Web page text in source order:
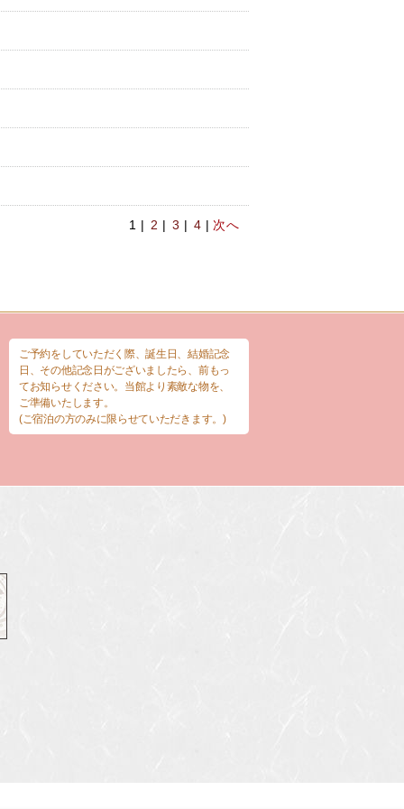
1 | 2 | 3 | 4 | 次へ
ご予約をしていただく際、誕生日、結婚記念
日、その他記念日がございましたら、前もっ
てお知らせください。当館より素敵な物を、
ご準備いたします。
(ご宿泊の方のみに限らせていただきます。)